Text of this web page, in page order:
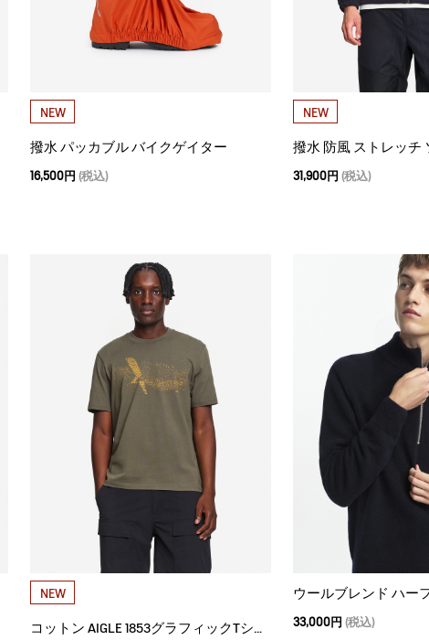
NEW
撥水 パッカブル バイクゲイター
16,500円 (税込)
NEW
31,900円 (税込)
NEW
コットン AIGLE 1853グラフィックTシャツ 33,000円 (税込)